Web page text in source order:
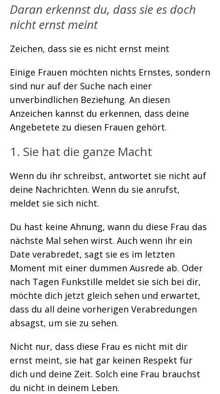
Daran erkennst du, dass sie es doch
nicht ernst meint
Zeichen, dass sie es nicht ernst meint
Einige Frauen möchten nichts Ernstes, sondern
sind nur auf der Suche nach einer
unverbindlichen Beziehung. An diesen
Anzeichen kannst du erkennen, dass deine
Angebetete zu diesen Frauen gehört.
1. Sie hat die ganze Macht
Wenn du ihr schreibst, antwortet sie nicht auf
deine Nachrichten. Wenn du sie anrufst,
meldet sie sich nicht.
Du hast keine Ahnung, wann du diese Frau das
nächste Mal sehen wirst. Auch wenn ihr ein
Date verabredet, sagt sie es im letzten
Moment mit einer dummen Ausrede ab. Oder
nach Tagen Funkstille meldet sie sich bei dir,
möchte dich jetzt gleich sehen und erwartet,
dass du all deine vorherigen Verabredungen
absagst, um sie zu sehen.
Nicht nur, dass diese Frau es nicht mit dir
ernst meint, sie hat gar keinen Respekt für
dich und deine Zeit. Solch eine Frau brauchst
du nicht in deinem Leben.